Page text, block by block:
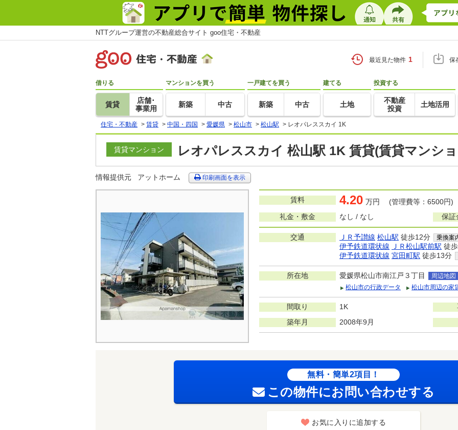
NTTグループ運営の不動産総合サイト goo住宅・不動産
最近見た物件 1 保
借りる
賃貸
店舗･
事業用
マンションを買う
新築 中古
一戸建てを買う
新築 中古
建てる
土地
投資する
不動産
投資
土地活用
住宅・不動産 > 賃貸 > 中国・四国 > 愛媛県 > 松山市 > 松山駅 > レオパレススカイ 1K
賃貸マンション レオパレススカイ 松山駅 1K 賃貸(賃貸マンシ
情報提供元 アットホーム 印刷画面を表示
賃料 4.20 万円 (管理費等：6500円)
礼金・敷金
なし / なし 保証
交通 ＪＲ予讃線 松山駅 徒歩12分 乗換案
伊予鉄道環状線 ＪＲ松山駅前駅 徒
伊予鉄道環状線 宮田町駅 徒歩13分
所在地 愛媛県松山市南江戸３丁目
周辺地図
松山市の行政データ
松山市周辺の家
間取り 1K
築年月
2008年9月
無料・簡単2項目！
この物件にお問い合わせする
お気に入りに追加する